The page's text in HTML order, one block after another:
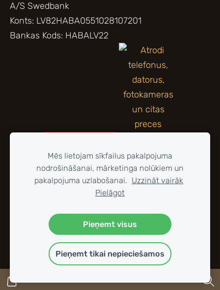
A/S Swedbank
Konts: LV82HABA0551028107201
Bankas Kods: HABALV22
Mēs lietojam sīkfailus pakalpojuma
nodrošināšanai, mārketinga nolūkiem un
pakalpojuma uzlabošanai. Uzzināt vairāk
Pielāgot
Pieņemt visus
Pieņemt tikai nepieciešamos